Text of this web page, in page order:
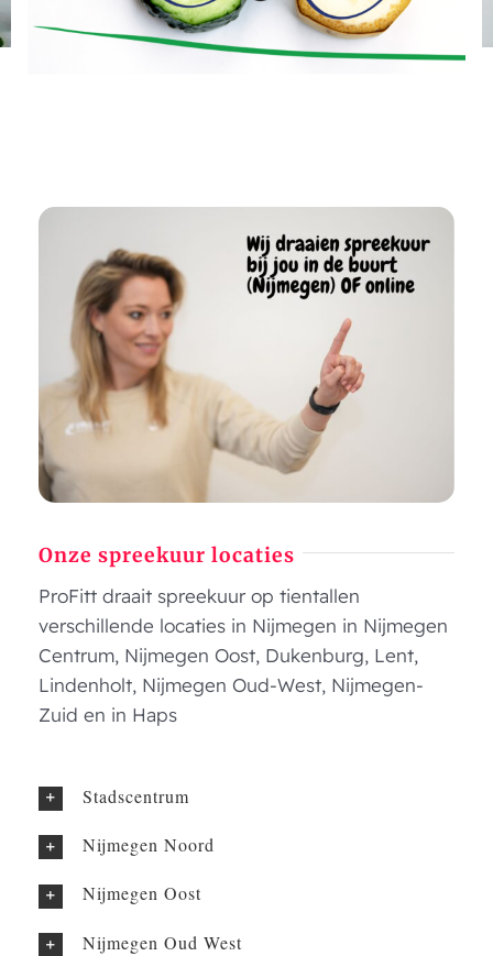
Onze spreekuur locaties
ProFitt draait spreekuur op tientallen
verschillende locaties in Nijmegen in Nijmegen
Centrum, Nijmegen Oost, Dukenburg, Lent,
Lindenholt, Nijmegen Oud-West, Nijmegen-
Zuid en in Haps
Stadscentrum
Nijmegen Noord
Nijmegen Oost
Nijmegen Oud West